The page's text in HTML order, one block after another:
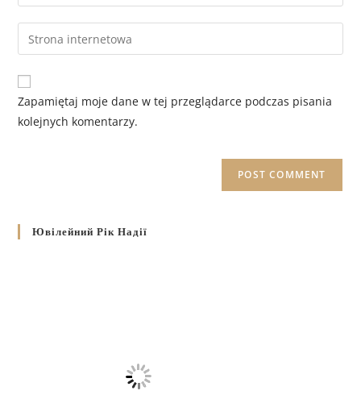
Zapamiętaj moje dane w tej przeglądarce podczas pisania
kolejnych komentarzy.
Ювілейний Рік Надії